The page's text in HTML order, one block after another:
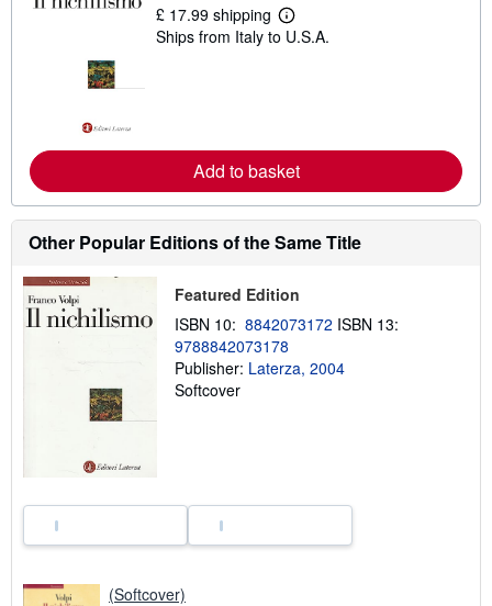
£ 17.99 shipping
L
e
e
a
o
u
t
s
p
p
i
n
g
Ships from Italy to U.S.A.
Add to basket
Other Popular Editions of the Same Title
Featured Edition
ISBN 10: 8842073172 ISBN 13:
9788842073178
Publisher: Laterza, 2004
Softcover
(Softcover)